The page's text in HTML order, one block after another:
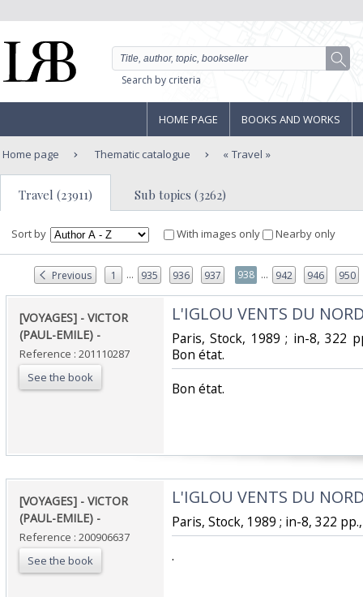
Search by criteria
HOME PAGE BOOKS AND WORKS
Home page Thematic catalogue Travel
Travel (23911) Sub topics (3262)
Sort by With images only Nearby only
Previous 1 ... 935 936 937 938 ... 942 946 950
‎[VOYAGES] - VICTOR
(PAUL-EMILE) - ‎
Reference : 201110287
See the book
‎L'IGLOU VENTS DU
‎Paris, Stock, 1989 ; in-8, 322
Bon état.‎
‎Bon état.‎
‎[VOYAGES] - VICTOR
(PAUL-EMILE) - ‎
Reference : 200906637
See the book
‎L'IGLOU VENTS DU
‎Paris, Stock, 1989 ; in-8, 322
‎.‎